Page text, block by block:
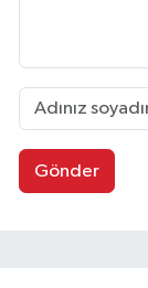
Gönder